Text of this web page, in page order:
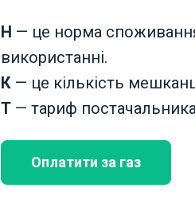
Н — це норма
використанні.
К — це кількість
Т — тариф
Оплатити за газ